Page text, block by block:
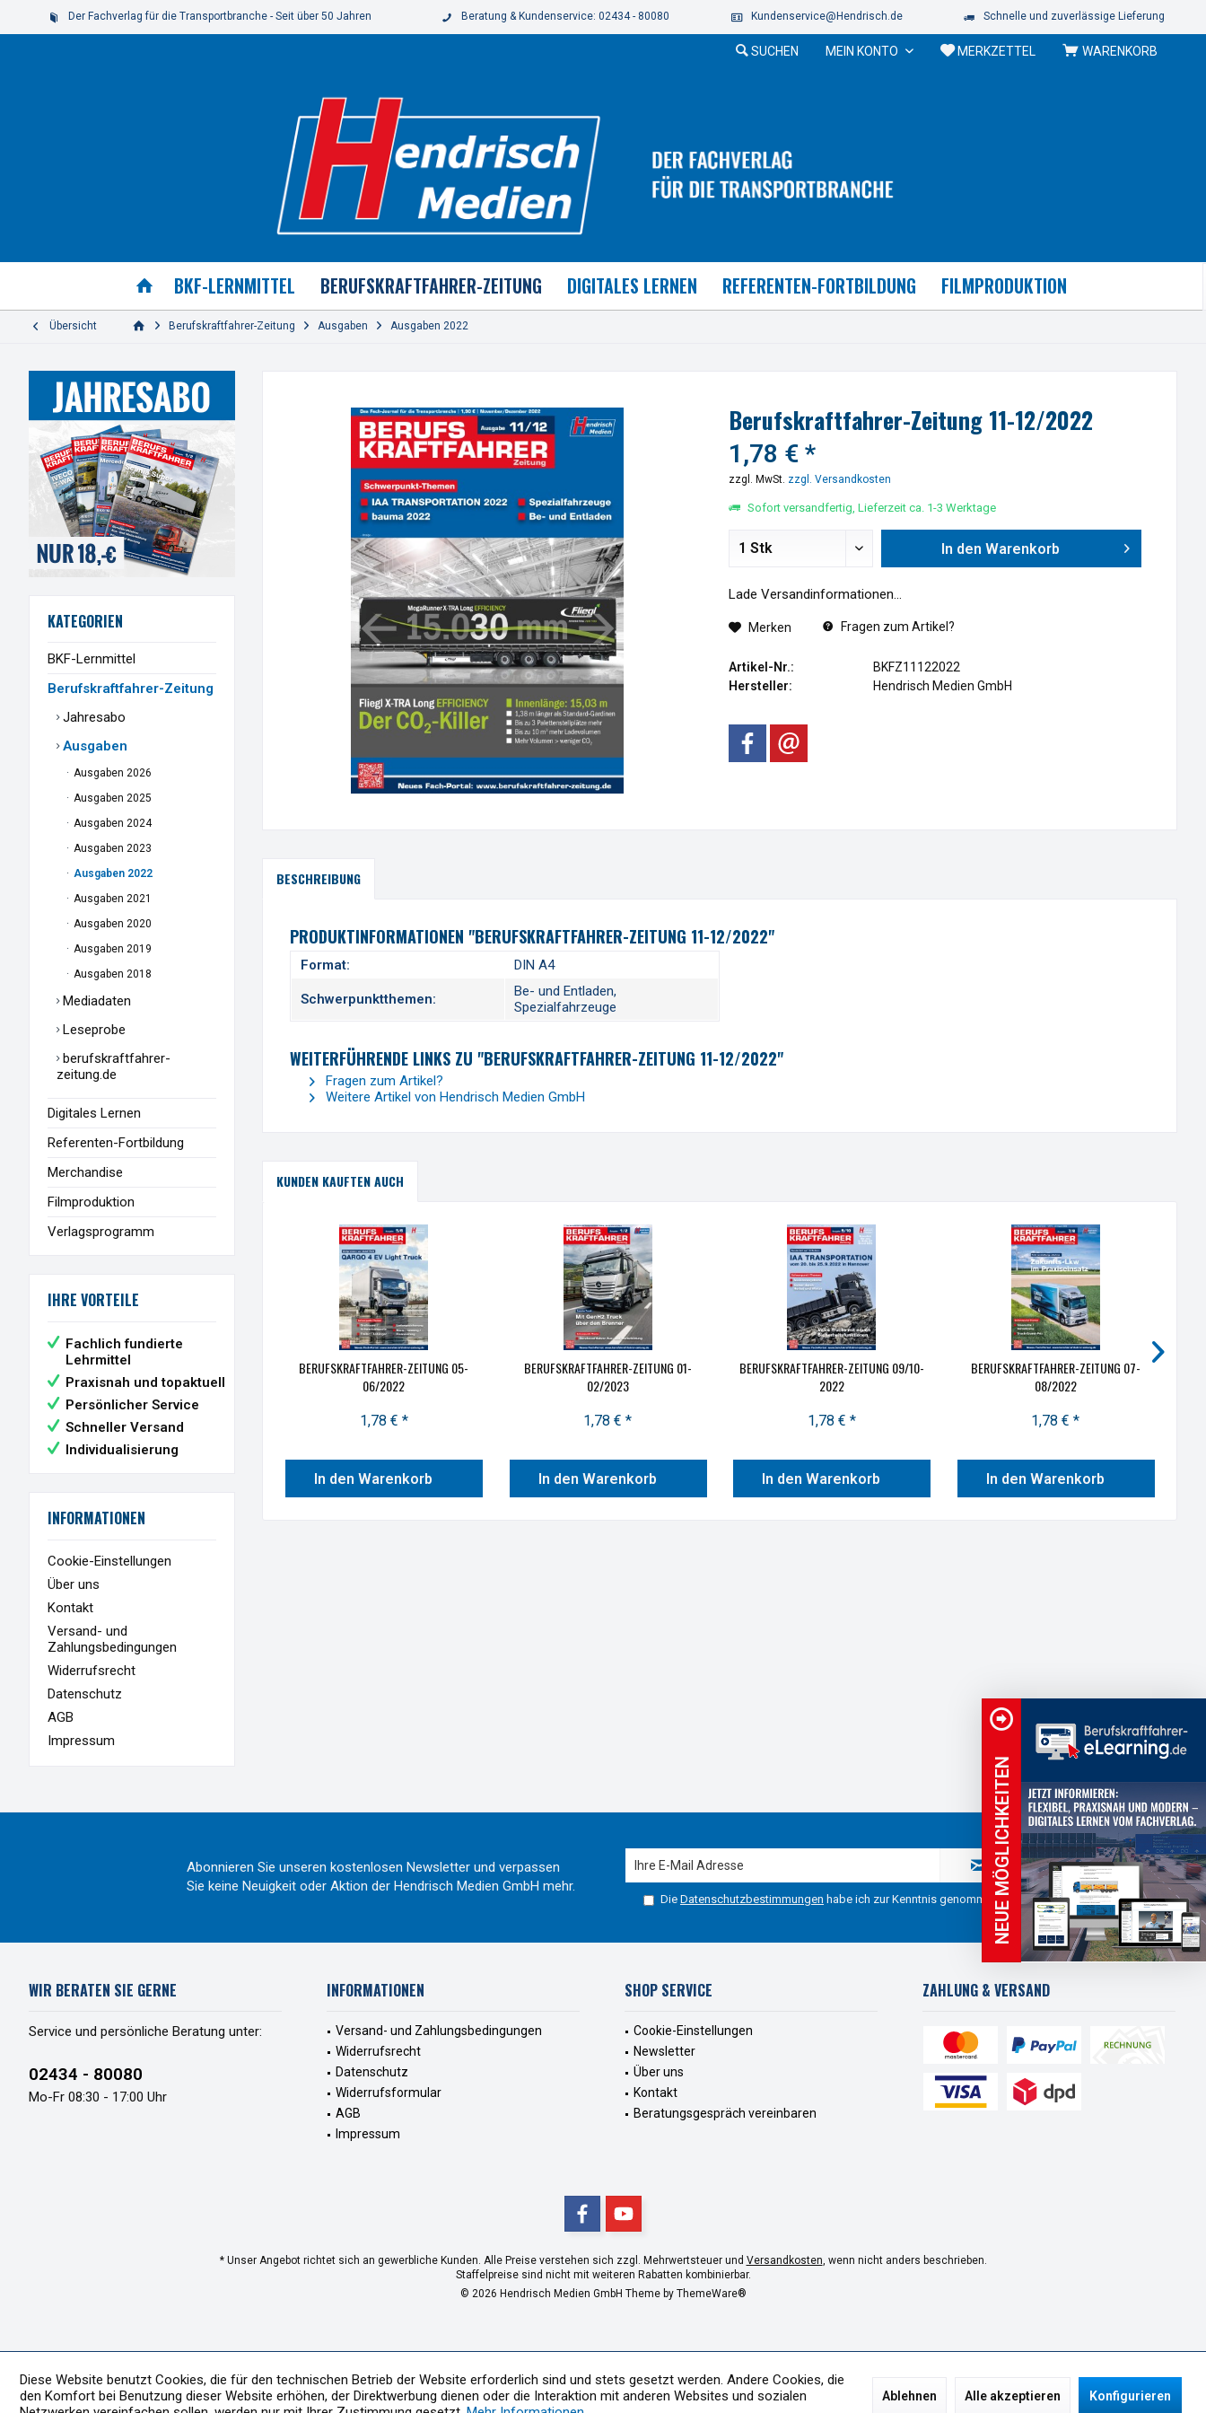
Der Fachverlag für die Transportbranche - Seit über 50 Jahren Beratung & Kundenservice: 02434 - 80080 Kundenservice@Hendrisch.de Schnelle und zuverlässige Lieferung
WARENKORB
MERKZETTEL
MEIN KONTO
SUCHEN
BKF-LERNMITTEL BERUFSKRAFTFAHRER-ZEITUNG DIGITALES LERNEN REFERENTEN-FORTBILDUNG FILMPRODUKTION
Übersicht Berufskraftfahrer-Zeitung Ausgaben Ausgaben 2022
KATEGORIEN
BKF-Lernmittel
Berufskraftfahrer-Zeitung
Jahresabo
Ausgaben
Ausgaben 2026
Ausgaben 2025
Ausgaben 2024
Ausgaben 2023
Ausgaben 2022
Ausgaben 2021
Ausgaben 2020
Ausgaben 2019
Ausgaben 2018
Mediadaten
Leseprobe
berufskraftfahrer-
zeitung.de
Digitales Lernen
Referenten-Fortbildung
Merchandise
Filmproduktion
Verlagsprogramm
IHRE VORTEILE
Fachlich fundierte
Lehrmittel
Praxisnah und topaktuell
Persönlicher Service
Schneller Versand
Individualisierung
INFORMATIONEN
Cookie-Einstellungen
Über uns
Kontakt
Versand- und
Zahlungsbedingungen
Widerrufsrecht
Datenschutz
AGB
Impressum
Berufskraftfahrer-Zeitung 11-12/2022
1,78 € *
zzgl. MwSt. zzgl. Versandkosten
Sofort versandfertig, Lieferzeit ca. 1-3 Werktage
In den Warenkorb
Lade Versandinformationen...
Merken Fragen zum Artikel?
Artikel-Nr.:
BKFZ11122022
Hersteller:
Hendrisch Medien GmbH
BESCHREIBUNG
PRODUKTINFORMATIONEN "BERUFSKRAFTFAHRER-ZEITUNG 11-12/2022"
Format: DIN A4
Schwerpunktthemen:
Be- und Entladen,
Spezialfahrzeuge
WEITERFÜHRENDE LINKS ZU "BERUFSKRAFTFAHRER-ZEITUNG 11-12/2022"
Fragen zum Artikel?
Weitere Artikel von Hendrisch Medien GmbH
KUNDEN KAUFTEN AUCH
BERUFSKRAFTFAHRER-ZEITUNG 05-
06/2022
1,78 € *
In den Warenkorb
BERUFSKRAFTFAHRER-ZEITUNG 01-
02/2023
1,78 € *
In den Warenkorb
BERUFSKRAFTFAHRER-ZEITUNG 09/10-
2022
1,78 € *
In den Warenkorb
BERUFSKRAFTFAHRER-ZEITUNG 07-
08/2022
1,78 € *
In den Warenkorb
Abonnieren Sie unseren kostenlosen Newsletter und verpassen
Sie keine Neuigkeit oder Aktion der Hendrisch Medien GmbH mehr.
Die Datenschutzbestimmungen habe ich zur Kenntnis genommen.
WIR BERATEN SIE GERNE
Service und persönliche Beratung unter:
02434 - 80080
Mo-Fr 08:30 - 17:00 Uhr
INFORMATIONEN
Versand- und Zahlungsbedingungen
Widerrufsrecht
Datenschutz
Widerrufsformular
AGB
Impressum
SHOP SERVICE
Cookie-Einstellungen
Newsletter
Über uns
Kontakt
Beratungsgespräch vereinbaren
ZAHLUNG & VERSAND
* Unser Angebot richtet sich an gewerbliche Kunden. Alle Preise verstehen sich zzgl. Mehrwertsteuer und Versandkosten, wenn nicht anders beschrieben.
Staffelpreise sind nicht mit weiteren Rabatten kombinierbar.
© 2026 Hendrisch Medien GmbH Theme by ThemeWare®
NEUE MÖGLICHKEITEN
Diese Website benutzt Cookies, die für den technischen Betrieb der Website erforderlich sind und stets gesetzt werden. Andere Cookies, die
den Komfort bei Benutzung dieser Website erhöhen, der Direktwerbung dienen oder die Interaktion mit anderen Websites und sozialen
Ablehnen Alle akzeptieren Konfigurieren